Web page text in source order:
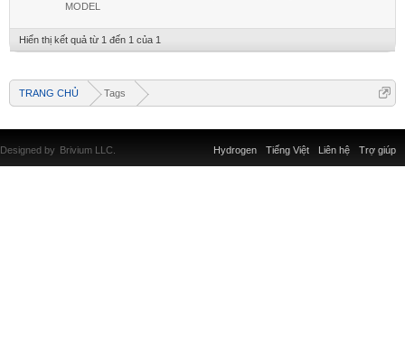
MODEL
Hiển thị kết quả từ 1 đến 1 của 1
TRANG CHỦ Tags
Liên hệ Trợ giúp
Hydrogen Tiếng Việt
Designed by Brivium LLC.